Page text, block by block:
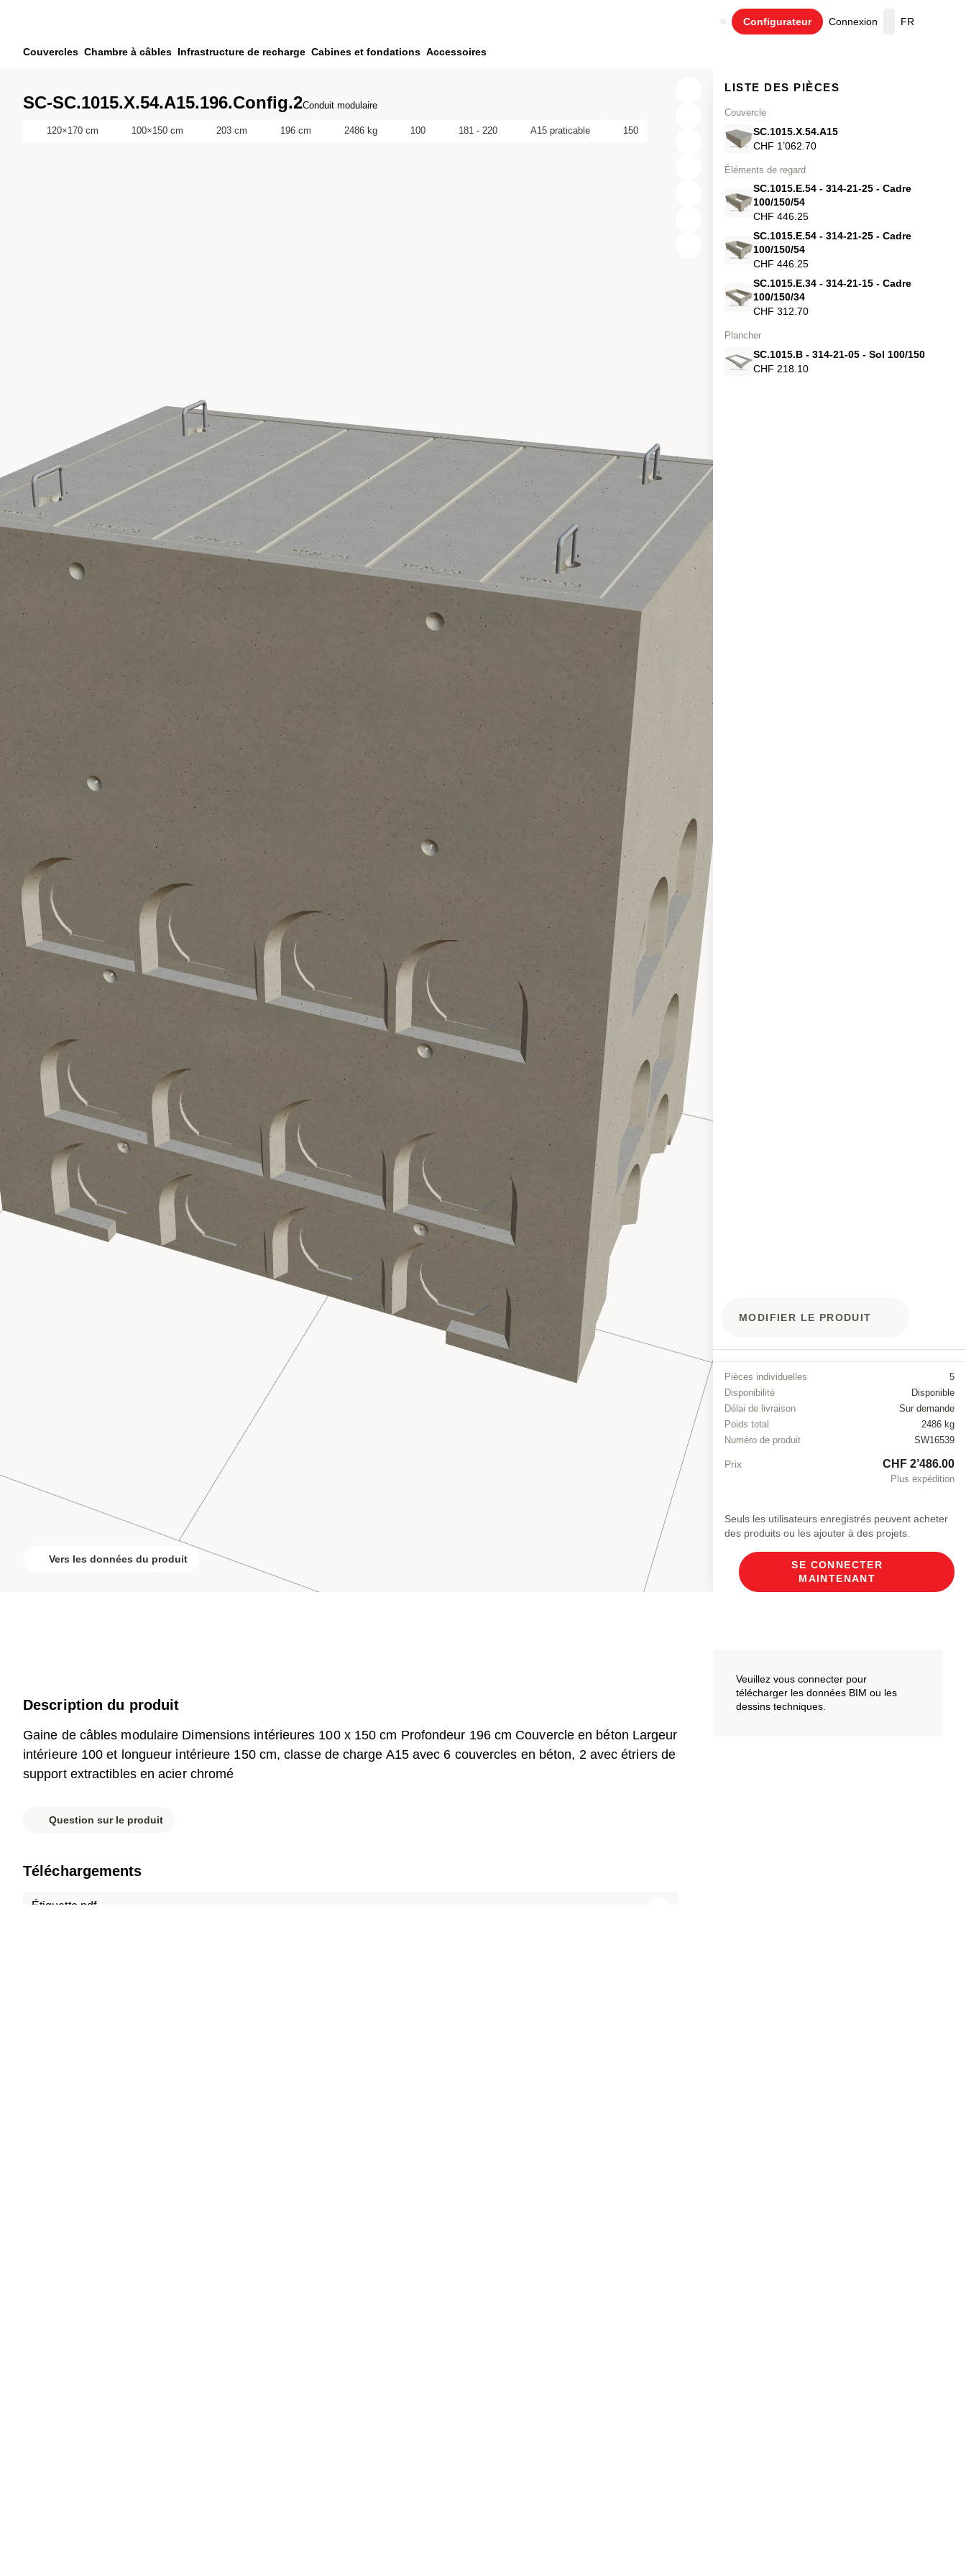
Passer à votre compte
Couvercles Chambre à câbles Infrastructure de recharge Cabines et fondations Accessoires
Configurateur Connexion
Panier
FR
Conduit modulaire
SC-SC.1015.X.54.A15.196.Config.2
120×170 cm 100×150 cm 203 cm 196 cm 2486 kg 100 181 - 220 A15 praticable 150
Vers les données du produit
LISTE DES PIÈCES
Couvercle
SC.1015.X.54.A15
CHF 1’062.70
Éléments de regard
SC.1015.E.54 - 314-21-25 - Cadre
100/150/54
CHF 446.25
SC.1015.E.54 - 314-21-25 - Cadre
100/150/54
CHF 446.25
SC.1015.E.34 - 314-21-15 - Cadre
100/150/34
CHF 312.70
Plancher
SC.1015.B - 314-21-05 - Sol 100/150
CHF 218.10
MODIFIER LE PRODUIT
Pièces individuelles
5
Disponibilité
Disponible
Délai de livraison
Sur demande
Poids total
2486 kg
Numéro de produit
SW16539
Prix CHF 2’486.00
Plus expédition
Seuls les utilisateurs enregistrés peuvent acheter
des produits ou les ajouter à des projets.
SE CONNECTER
MAINTENANT
Description du produit
Gaine de câbles modulaire Dimensions intérieures 100 x 150 cm Profondeur 196 cm Couvercle en béton Largeur
intérieure 100 et longueur intérieure 150 cm, classe de charge A15 avec 6 couvercles en béton, 2 avec étriers de
support extractibles en acier chromé
Question sur le produit
Téléchargements
Étiquette.pdf
Veuillez vous connecter pour
télécharger les données BIM ou les
dessins techniques.